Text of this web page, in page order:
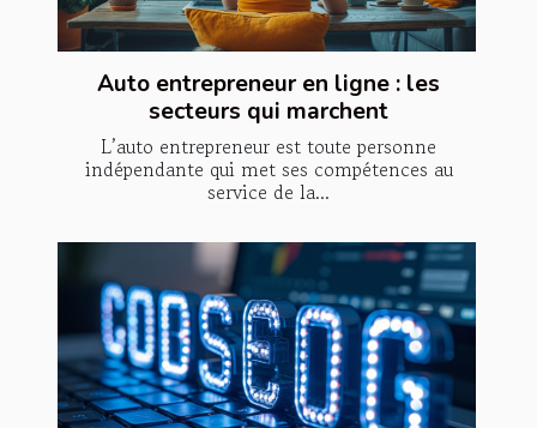
Auto entrepreneur en ligne : les
secteurs qui marchent
L’auto entrepreneur est toute personne
indépendante qui met ses compétences au
service de la...